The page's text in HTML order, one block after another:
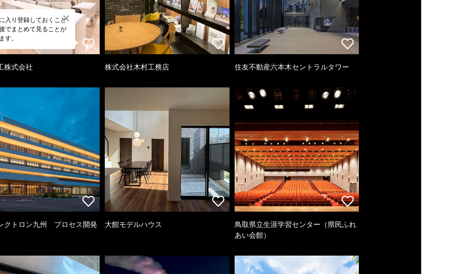
入り登録しておくこと
でまとめて見ることが
す。
株式会社 株式会社木村工務店 住友不動産六本木セントラルタワー
クトロン九州 プロセス開発 大館モデルハウス
鳥取県立生涯学習センター（県民ふれ
あい会館）